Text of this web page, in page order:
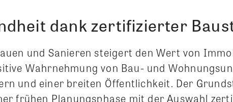
dank zertifizierter
und Sanieren steigert den Wert von
Wahrnehmung von Bau- und
und einer breiten Öffentlichkeit. Der
frühen Planungsphase mit der Auswahl